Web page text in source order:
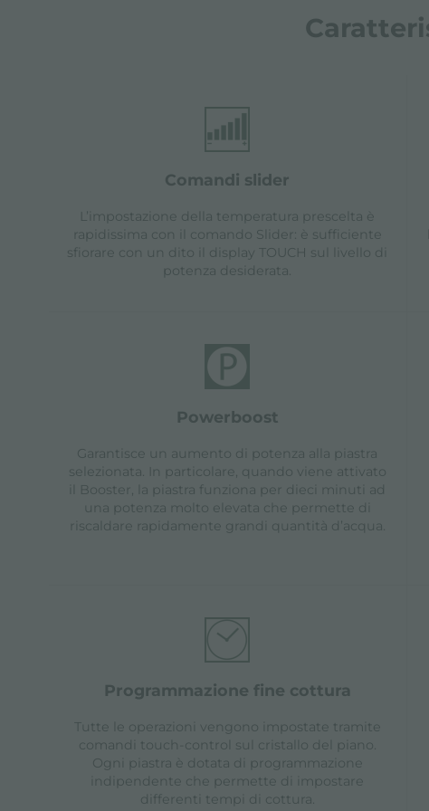
comandi slider
L’impostazione della temperatura prescelta è
rapidissima con il comando Slider: è sufficiente
sfiorare con un dito il display TOUCH sul livello di
potenza desiderata.
powerboost
Garantisce un aumento di potenza alla piastra
selezionata. In particolare, quando viene attivato
il Booster, la piastra funziona per dieci minuti ad
una potenza molto elevata che permette di
riscaldare rapidamente grandi quantità d’acqua.
programmazione fine cottura
Tutte le operazioni vengono impostate tramite
comandi touch-control sul cristallo del piano.
Ogni piastra è dotata di programmazione
indipendente che permette di impostare
differenti tempi di cottura.